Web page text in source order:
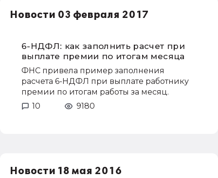
Новости 03 февраля 2017
6-НДФЛ: как заполнить расчет при
выплате премии по итогам месяца
ФНС привела пример заполнения
расчета 6-НДФЛ при выплате работнику
премии по итогам работы за месяц.
10
9180
Новости 18 мая 2016